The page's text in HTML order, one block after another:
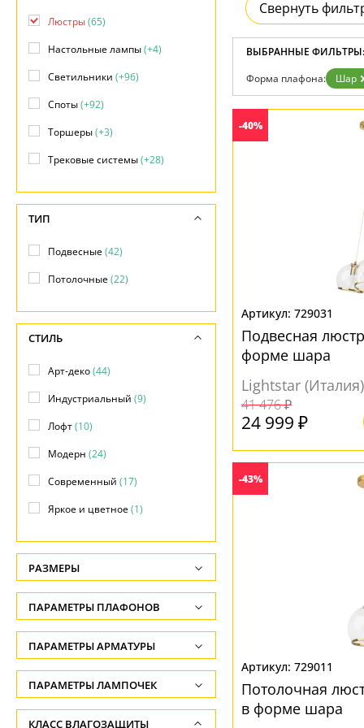
Доставка и оплата
Гарантия
Возврат
Установка
Бренды
Контакты
Свернуть
ВЫБРАННЫЕ ФИЛЬТРЫ:
Форма плафона: Шар
-40%
729031
Подвесная
форме шара
Lightstar (Италия)
41 476 ₽
24 999 ₽
-43%
729011
Потолочная
в форме шара
Люстры(65)
Настольные лампы(+4)
Светильники (+96)
Споты(+92)
Торшеры(+3)
Трековые системы(+28)
ТИП
Подвесные(42)
Потолочные(22)
СТИЛЬ
Арт-деко(44)
Индустриальный (9)
Лофт(10)
Модерн (24)
Современный (17)
Яркое и цветное(1)
РАЗМЕРЫ
Высота, см
-
Глубина, см
-
Длина подвеса, см
ПАРАМЕТРЫ ПЛАФОНОВ
ПОВЕРХНОСТЬ
Глянцевый(8)
Матовый(37)
ПАРАМЕТРЫ АРМАТУРЫ
ЦВЕТ АРМАТУРЫ
Бежевый(1)
ПАРАМЕТРЫ ЛАМПОЧЕК
Количество ламп
КЛАСС ВЛАГОЗАЩИТЫ